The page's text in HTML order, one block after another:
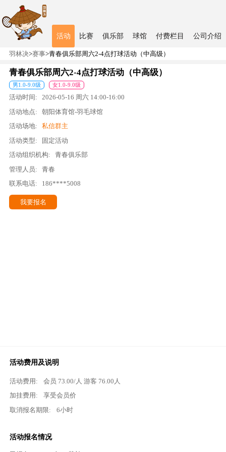
活动 比赛 俱乐部 球馆 付费栏目 公司介绍
羽林决>赛事>青春俱乐部周六2-4点打球活动（中高级）
青春俱乐部周六2-4点打球活动（中高级）
男1.0-9.0级 女1.0-9.0级
活动时间: 2026-05-16 周六 14:00-16:00
活动地点:
朝阳体育馆-羽毛球馆
活动场地:
私信群主
活动类型:
固定活动
活动组织机构:
青春俱乐部
管理人员:
青春
联系电话:
186****5008
我要报名
活动费用及说明
活动费用: 会员 73.00/人 游客 76.00 人
加挂费用:
享受会员价
取消报名期限:
6小时
活动报名情况